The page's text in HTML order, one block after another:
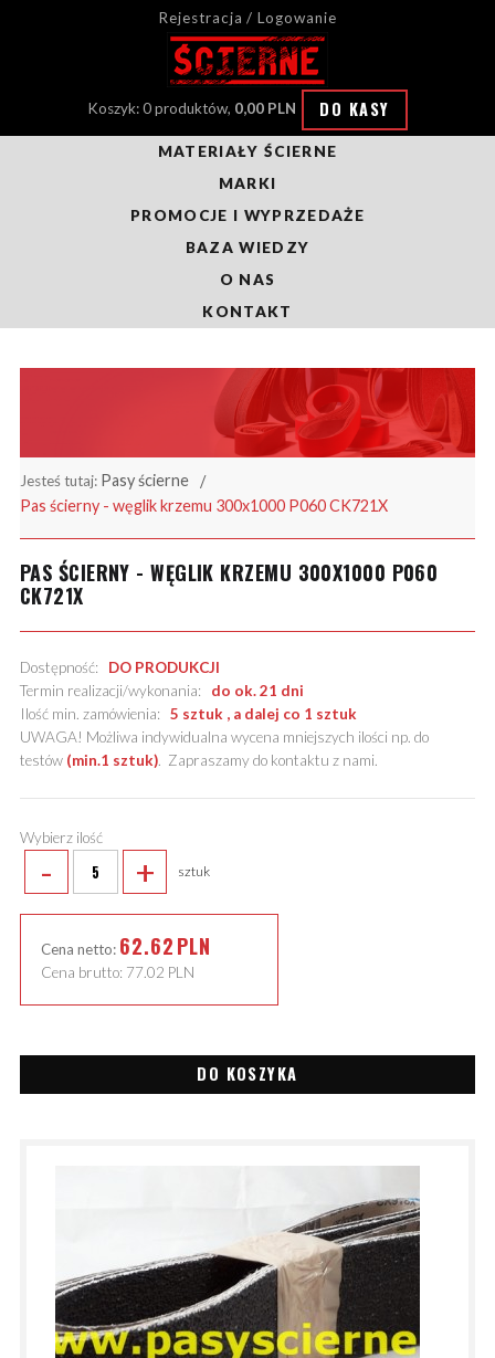
Rejestracja / Logowanie
Koszyk: 0 produktów, 0,00 PLN DO KASY
MATERIAŁY ŚCIERNE
MARKI
PROMOCJE I WYPRZEDAŻE
BAZA WIEDZY
O NAS
KONTAKT
Jesteś tutaj: Pasy ścierne
Pas ścierny - węglik krzemu 300x1000 P060 CK721X
PAS ŚCIERNY - WĘGLIK KRZEMU 300X1000 P060
CK721X
Dostępność: DO PRODUKCJI
Termin realizacji/wykonania: do ok. 21 dni
Ilość min. zamówienia: 5 sztuk , a dalej co 1 sztuk
UWAGA! Możliwa indywidualna wycena mniejszych ilości np. do
testów (min.1 sztuk). Zapraszamy do kontaktu z nami.
Wybierz ilość
- + sztuk
Cena netto: 62.62PLN
Cena brutto: 77.02 PLN
DO KOSZYKA